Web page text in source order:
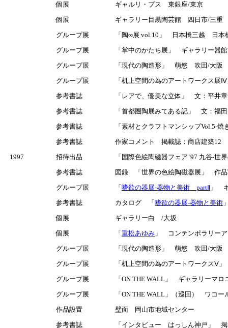
個展
ギャルリ・プス 東銀座/東京
個展
ギャラリー目黒陶芸館 四日市/三重
グループ展
「陶∞展 vol.10」 日本橋三越 日本
グループ展
「掌中のかたち展」 ギャラリー器
グループ展
「現代の陶造形」 萌悠 吹田/大阪
グループ展
「机上空間の為のアートワークス
参考書誌
「レアで、優美な立体」 文：平井
参考書誌
「首都圏陶展みてある記」 文：
参考書誌
「素材とクラフトマンシップ
参考書誌
作家コメント 掲載誌：商店建築12
1997
招待出品
「国際色絵陶磁器フェア '97 九谷-
参考書誌
図録 「世界の色絵陶磁器展」 作
グループ展
「 嗜欲の器展-器物と美術 partⅡ 」
参考書誌
カタログ 「 嗜欲の器展-器物と美術
個展
ギャラリー白 /大坂
個展
「 重松あゆみ 」 コンテンポラリー
グループ展
「現代の陶造形」 萌悠 吹田/大阪
グループ展
「机上空間の為のアートワークス
グループ展
「ON THE WALL」 ギャラリーマ
グループ展
「ON THE WALL」（巡回） ワコ
作品設置
壁面 岡山市地域センター
参考書誌
「インタビュー はっしん神戸」